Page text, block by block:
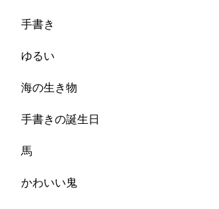
手書き
ゆるい
海の生き物
手書きの誕生日
馬
かわいい鬼